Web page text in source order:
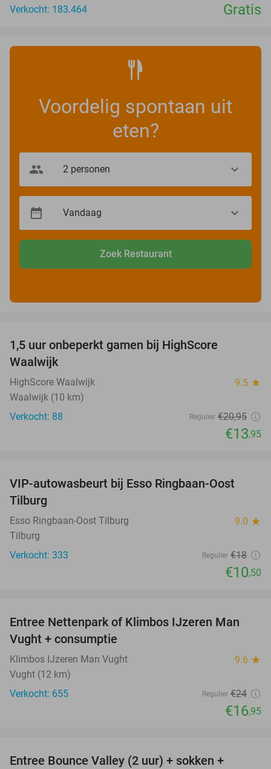
Verkocht: 183.464
Gratis
Voordelig spontaan uit
eten?
Zoek Restaurant
1,5 uur onbeperkt gamen bij HighScore
Waalwijk
HighScore Waalwijk 9.5 star
Waalwijk (10 km)
Verkocht: 88
Regulier €20,95
€13,95
42%
VIP-autowasbeurt bij Esso Ringbaan-Oost
Tilburg
Esso Ringbaan-Oost Tilburg 9.0 star
Tilburg
Verkocht: 333
Regulier €18
€10,50
29%
Entree Nettenpark of Klimbos IJzeren Man
Vught + consumptie
Klimbos IJzeren Man Vught 9.6 star
Vught (12 km)
Verkocht: 655
Regulier €24
€16,95
Entree Bounce Valley (2 uur) + sokken +